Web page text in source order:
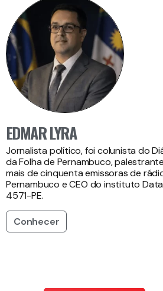
EDMAR LYRA
Jornalista político, foi colunista do
da Folha de Pernambuco,
mais de cinquenta emissoras de
Pernambuco e CEO do instituto
4571-PE.
Conhecer